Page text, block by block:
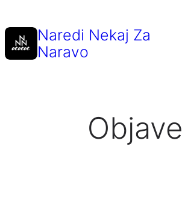
na
vsebinoNaredi Nekaj Za
Naravo
Objave